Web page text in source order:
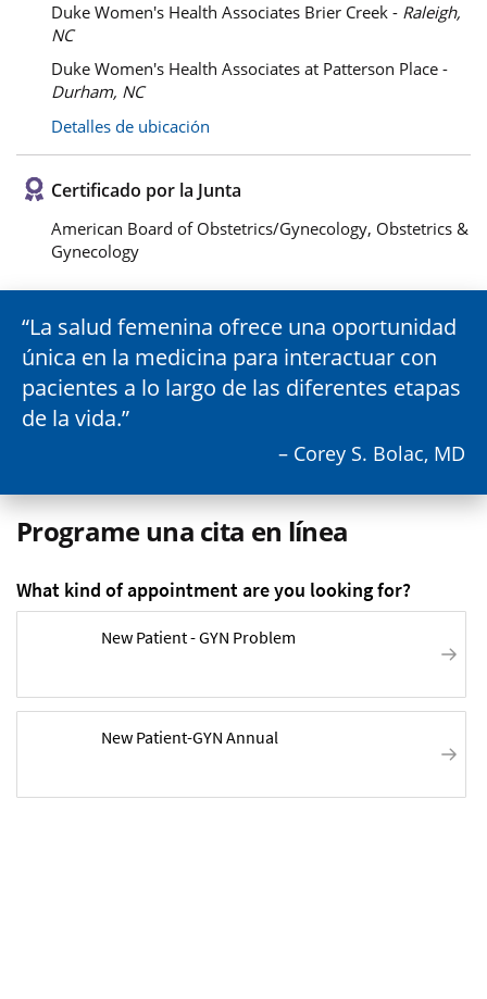
Duke Women's Health Associates Brier Creek - Raleigh,
NC
Duke Women's Health Associates at Patterson Place -
Durham, NC
Detalles de ubicación
Certificado por la Junta
American Board of Obstetrics/Gynecology, Obstetrics &
Gynecology
La salud femenina ofrece una oportunidad
única en la medicina para interactuar con
pacientes a lo largo de las diferentes etapas
de la vida.
– Corey S. Bolac, MD
Programe una cita en línea